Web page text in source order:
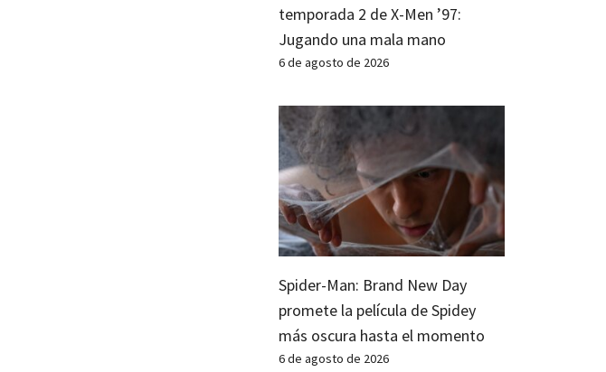
temporada 2 de X-Men ’97:
Jugando una mala mano
6 de agosto de 2026
Spider-Man: Brand New Day
promete la película de Spidey
más oscura hasta el momento
6 de agosto de 2026